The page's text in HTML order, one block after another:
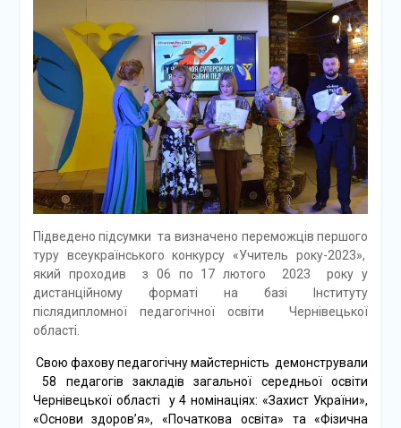
Підведено підсумки та визначено переможців першого
туру всеукраїнського конкурсу «Учитель року-2023»,
який проходив з 06 по 17 лютого 2023 року у
дистанційному форматі на базі Інституту
післядипломної педагогічної освіти Чернівецької
області.
Свою фахову педагогічну майстерність демонстрували
58 педагогів закладів загальної середньої освіти
Чернівецької області у 4 номінаціях: «Захист України»,
«Основи здоров’я», «Початкова освіта» та «Фізична